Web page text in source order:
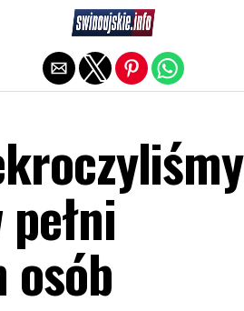
osób
Exit mobile version